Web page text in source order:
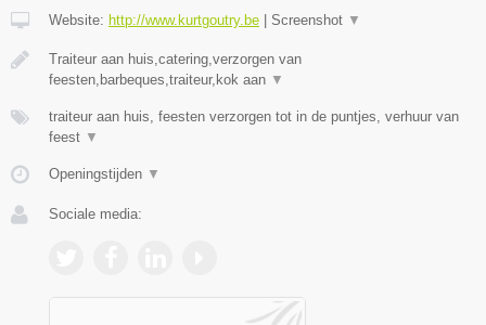
Website: http://www.kurtgoutry.be | Screenshot ▼
Traiteur aan huis,catering,verzorgen van
feesten,barbeques,traiteur,kok aan ▼
traiteur aan huis, feesten verzorgen tot in de puntjes, verhuur van
feest ▼
Openingstijden ▼
Sociale media: